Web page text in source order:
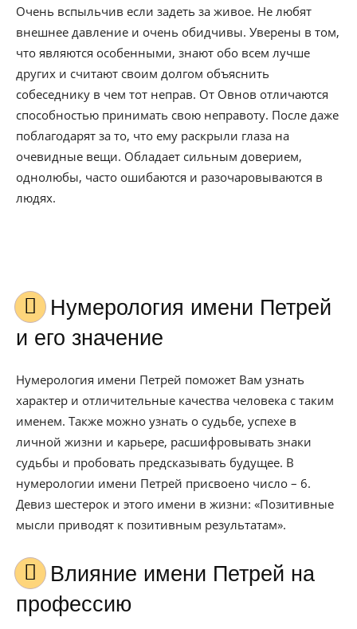
Очень вспыльчив если задеть за живое. Не любят
внешнее давление и очень обидчивы. Уверены в том,
что являются особенными, знают обо всем лучше
других и считают своим долгом объяснить
собеседнику в чем тот неправ. От Овнов отличаются
способностью принимать свою неправоту. После даже
поблагодарят за то, что ему раскрыли глаза на
очевидные вещи. Обладает сильным доверием,
однолюбы, часто ошибаются и разочаровываются в
людях.
Нумерология имени Петрей
и его значение
Нумерология имени Петрей поможет Вам узнать
характер и отличительные качества человека с таким
именем. Также можно узнать о судьбе, успехе в
личной жизни и карьере, расшифровывать знаки
судьбы и пробовать предсказывать будущее. В
нумерологии имени Петрей присвоено число – 6.
Девиз шестерок и этого имени в жизни: «Позитивные
мысли приводят к позитивным результатам».
Влияние имени Петрей на
профессию